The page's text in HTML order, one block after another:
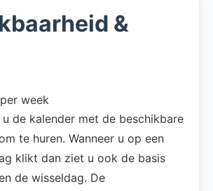
&
week
de kalender met de beschikbare
te huren. Wanneer u op een
klikt dan ziet u ook de basis
de wisseldag. De